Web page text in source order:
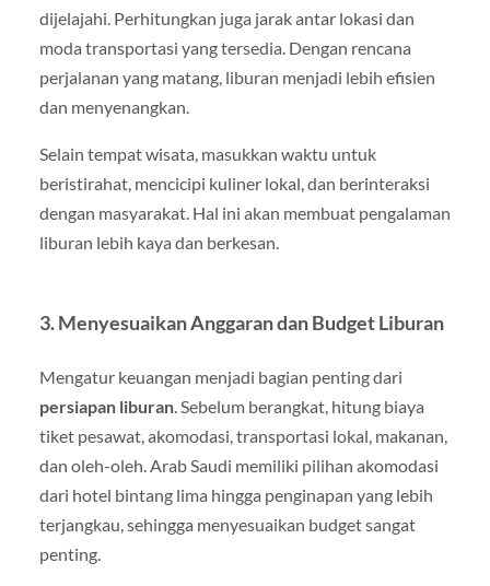
dijelajahi. Perhitungkan juga jarak antar lokasi dan
moda transportasi yang tersedia. Dengan rencana
perjalanan yang matang, liburan menjadi lebih efisien
dan menyenangkan.
Selain tempat wisata, masukkan waktu untuk
beristirahat, mencicipi kuliner lokal, dan berinteraksi
dengan masyarakat. Hal ini akan membuat pengalaman
liburan lebih kaya dan berkesan.
3. Menyesuaikan Anggaran dan Budget Liburan
Mengatur keuangan menjadi bagian penting dari
persiapan liburan. Sebelum berangkat, hitung biaya
tiket pesawat, akomodasi, transportasi lokal, makanan,
dan oleh-oleh. Arab Saudi memiliki pilihan akomodasi
dari hotel bintang lima hingga penginapan yang lebih
terjangkau, sehingga menyesuaikan budget sangat
penting.